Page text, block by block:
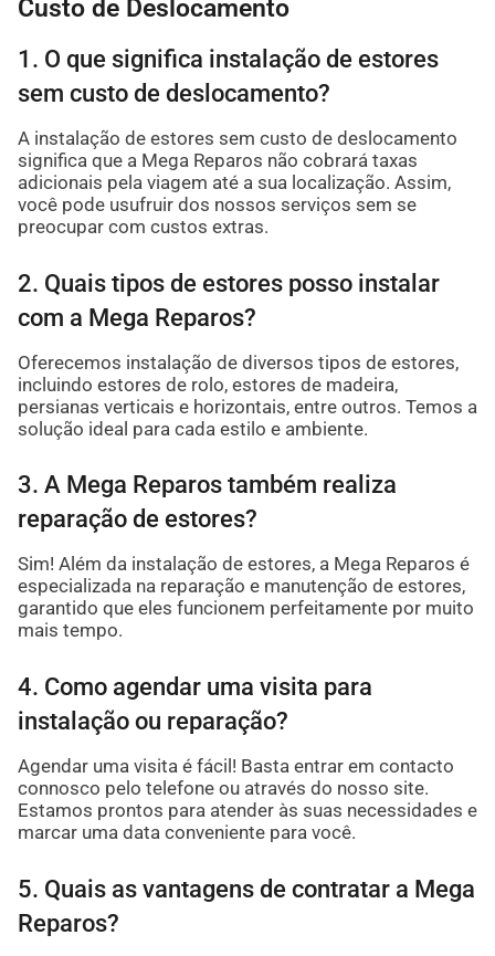
Custo de Deslocamento
1. O que significa instalação de estores
sem custo de deslocamento?
A instalação de estores sem custo de deslocamento
significa que a Mega Reparos não cobrará taxas
adicionais pela viagem até a sua localização. Assim,
você pode usufruir dos nossos serviços sem se
preocupar com custos extras.
2. Quais tipos de estores posso instalar
com a Mega Reparos?
Oferecemos instalação de diversos tipos de estores,
incluindo estores de rolo, estores de madeira,
persianas verticais e horizontais, entre outros. Temos a
solução ideal para cada estilo e ambiente.
3. A Mega Reparos também realiza
reparação de estores?
Sim! Além da instalação de estores, a Mega Reparos é
especializada na reparação e manutenção de estores,
garantido que eles funcionem perfeitamente por muito
mais tempo.
4. Como agendar uma visita para
instalação ou reparação?
Agendar uma visita é fácil! Basta entrar em contacto
connosco pelo telefone ou através do nosso site.
Estamos prontos para atender às suas necessidades e
marcar uma data conveniente para você.
5. Quais as vantagens de contratar a Mega
Reparos?